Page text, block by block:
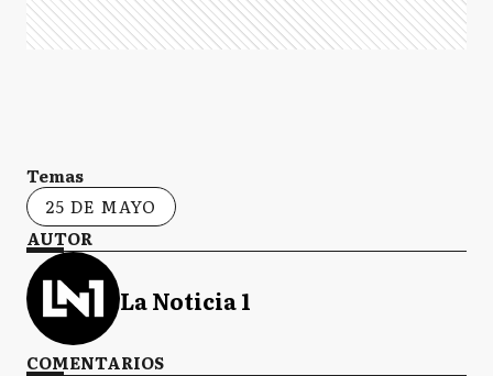
Temas
25 DE MAYO
AUTOR
La Noticia 1
COMENTARIOS